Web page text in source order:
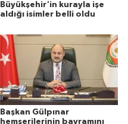
Büyükşehir'in kurayla işe
aldığı isimler belli oldu
Başkan Gülpınar
hemşerilerinin bayramını